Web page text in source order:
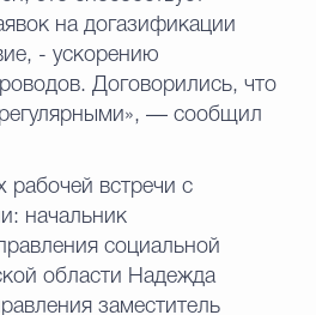
на догазификации
- ускорению
Договорились, что
регулярными», — сообщил
рабочей встречи с
начальник
социальной
области Надежда
заместитель